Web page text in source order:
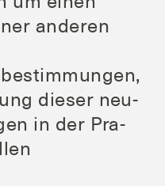
ande­ren
die­ser neu­
in der Pra­